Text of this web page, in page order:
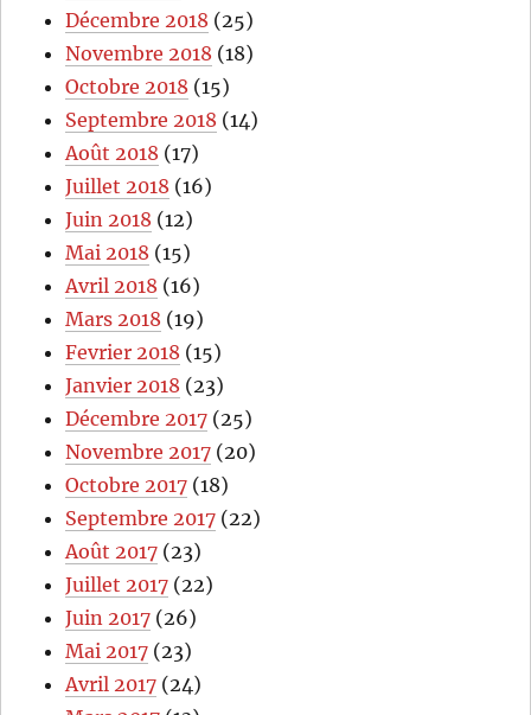
Décembre 2018 (25)
Novembre 2018 (18)
Octobre 2018 (15)
Septembre 2018 (14)
Août 2018 (17)
Juillet 2018 (16)
Juin 2018 (12)
Mai 2018 (15)
Avril 2018 (16)
Mars 2018 (19)
Fevrier 2018 (15)
Janvier 2018 (23)
Décembre 2017 (25)
Novembre 2017 (20)
Octobre 2017 (18)
Septembre 2017 (22)
Août 2017 (23)
Juillet 2017 (22)
Juin 2017 (26)
Mai 2017 (23)
Avril 2017 (24)